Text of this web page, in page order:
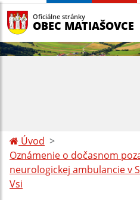
Oficiálne stránky
OBEC MATIAŠOVCE
Úvod
Oznámenie o dočasnom
neurologickej ambulancie v
Vsi